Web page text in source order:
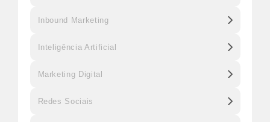
Inbound Marketing
Inteligência Artificial
Marketing Digital
Redes Sociais